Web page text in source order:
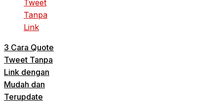
3 Cara Quote
Tweet Tanpa
Link dengan
Mudah dan
Terupdate